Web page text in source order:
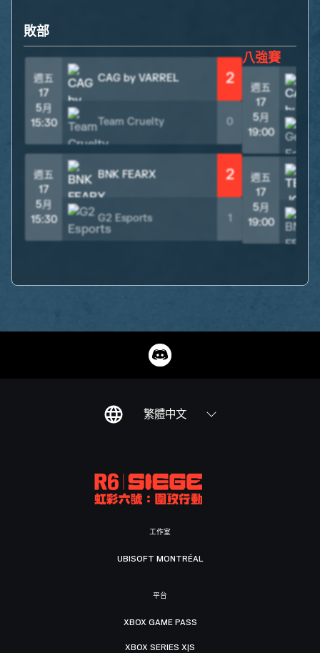
敗部
週五
17
5月
15:30
CAG by VARREL 2
Team Cruelty 0
週五
17
5月
15:30
BNK FEARX 2
G2 Esports 1
八強賽
週五
17
5月
19:00
週五
17
5月
19:00
繁體中文
工作室
UBISOFT MONTRÉAL
平台
XBOX GAME PASS
XBOX SERIES X|S